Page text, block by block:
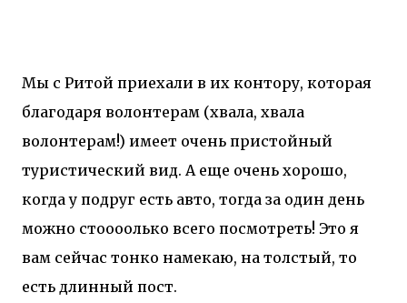
Мы с Ритой приехали в их контору, которая
благодаря волонтерам (хвала, хвала
волонтерам!) имеет очень пристойный
туристический вид. А еще очень хорошо,
когда у подруг есть авто, тогда за один день
можно стоооолько всего посмотреть! Это я
вам сейчас тонко намекаю, на толстый, то
есть длинный пост.